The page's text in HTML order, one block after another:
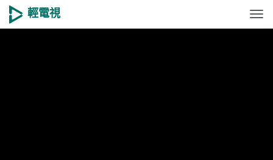
輕電視